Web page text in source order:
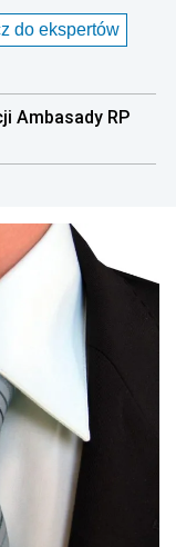
do ekspertów
Ambasady RP